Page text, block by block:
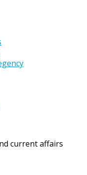
current affairs